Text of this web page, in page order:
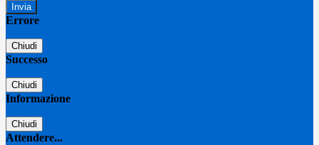
Errore
Chiudi
Successo
Chiudi
Informazione
Chiudi
Attendere...